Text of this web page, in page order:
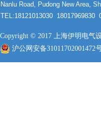
Copyright © 2017 上海伊明电
沪公网安备31011702001472
Nanlu Road, Pudong New Area,
TEL:18121013030 18017969830